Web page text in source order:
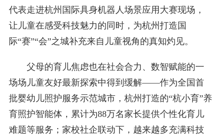
代表走进杭州国际具身机器人场景应用大赛现场，
让儿童在感受科技魅力的同时，为杭州打造国
际“赛”“会”之城补充来自儿童视角的真知灼见。
父母的育儿焦虑也在社会合力、数智赋能的一
场场儿童友好最新探索中得到缓解——作为全国首
批婴幼儿照护服务示范城市，杭州打造的“杭小育”养
育照护智能体，累计为88万名家长提供个性化育儿
难题等服务；家校社企联动下，越来越多充满科技